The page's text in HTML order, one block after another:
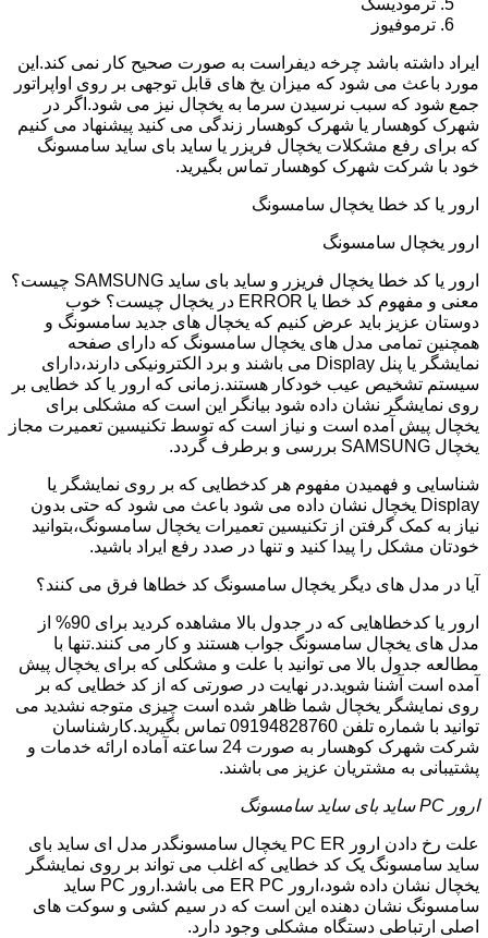
ترمودیسک
ترموفیوز
ایراد داشته باشد چرخه دیفراست به صورت صحیح کار نمی کند.این
مورد باعث می شود که میزان یخ های قابل توجهی بر روی اواپراتور
جمع شود که سبب نرسیدن سرما به یخچال نیز می شود.اگر در
شهرک کوهسار یا شهرک کوهسار زندگی می کنید پیشنهاد می کنیم
که برای رفع مشکلات یخچال فریزر یا ساید بای ساید سامسونگ
خود با شرکت شهرک کوهسار تماس بگیرید.
ارور یا کد خطا یخچال سامسونگ
ارور یخچال سامسونگ
ارور یا کد خطا یخچال فریزر و ساید بای ساید SAMSUNG چیست؟
معنی و مفهوم کد خطا یا ERROR در یخچال چیست؟ خوب
دوستان عزیز باید عرض کنیم که یخچال های جدید سامسونگ و
همچنین تمامی مدل های یخچال سامسونگ که دارای صفحه
نمایشگر یا پنل Display می باشند و برد الکترونیکی دارند،دارای
سیستم تشخیص عیب خودکار هستند.زمانی که ارور یا کد خطایی بر
روی نمایشگر نشان داده شود بیانگر این است که مشکلی برای
یخچال پیش آمده است و نیاز است که توسط تکنیسین تعمیرت مجاز
یخچال SAMSUNG بررسی و برطرف گردد.
شناسایی و فهمیدن مفهوم هر کدخطایی که بر روی نمایشگر یا
Display یخچال نشان داده می شود باعث می شود که حتی بدون
نیاز به کمک گرفتن از تکنیسین تعمیرات یخچال سامسونگ،بتوانید
خودتان مشکل را پیدا کنید و تنها در صدد رفع ایراد باشید.
آیا در مدل های دیگر یخچال سامسونگ کد خطاها فرق می کنند؟
ارور یا کدخطاهایی که در جدول بالا مشاهده کردید برای 90% از
مدل های یخچال سامسونگ جواب هستند و کار می کنند.تنها با
مطالعه جدول بالا می توانید با علت و مشکلی که برای یخچال پیش
آمده است آشنا شوید.در نهایت در صورتی که از کد خطایی که بر
روی نمایشگر یخچال شما ظاهر شده است چیزی متوجه نشدید می
توانید با شماره تلفن 09194828760 تماس بگیرید.کارشناسان
شرکت شهرک کوهسار به صورت 24 ساعته آماده ارائه خدمات و
پشتیبانی به مشتریان عزیز می باشند.
ارور PC ساید بای ساید سامسونگ
علت رخ دادن ارور PC ER یخچال سامسونگدر مدل ای ساید بای
ساید سامسونگ یک کد خطایی که اغلب می تواند بر روی نمایشگر
یخچال نشان داده شود،ارور ER PC می باشد.ارور PC ساید
سامسونگ نشان دهنده این است که در سیم کشی و سوکت های
اصلی ارتباطی دستگاه مشکلی وجود دارد.